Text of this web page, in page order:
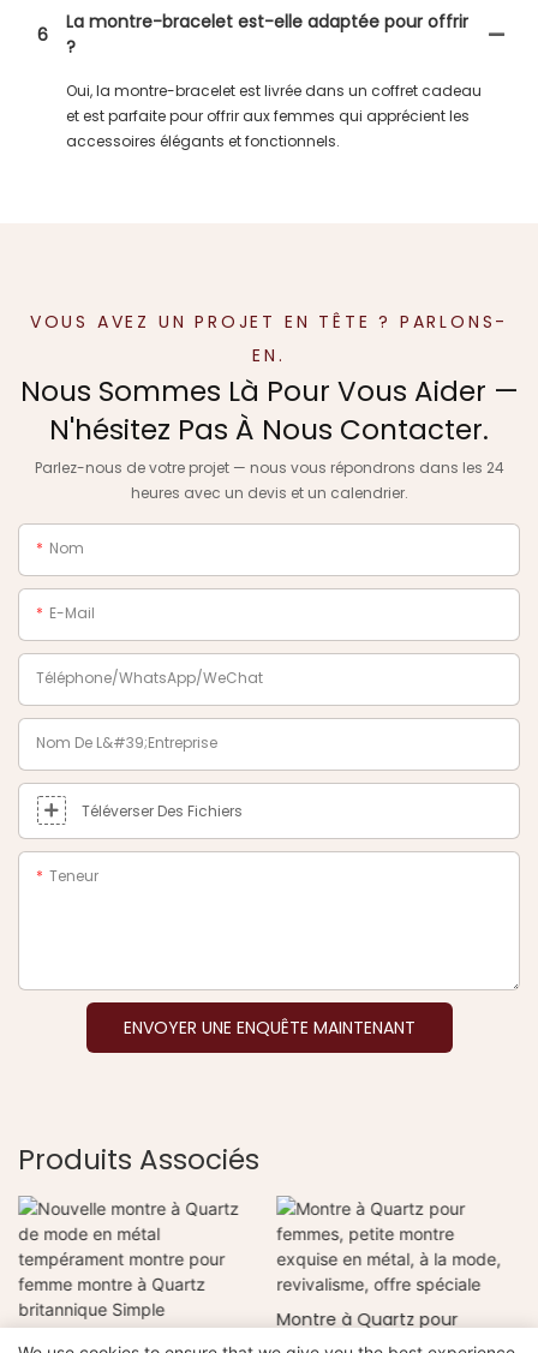
6
La montre-bracelet est-elle adaptée pour offrir
?
Oui, la montre-bracelet est livrée dans un coffret cadeau
et est parfaite pour offrir aux femmes qui apprécient les
accessoires élégants et fonctionnels.
VOUS AVEZ UN PROJET EN TÊTE ? PARLONS-
EN.
Nous Sommes Là Pour Vous Aider —
N'hésitez Pas À Nous Contacter.
Parlez-nous de votre projet — nous vous répondrons dans les 24
heures avec un devis et un calendrier.
Nom
E-Mail
Téléphone/WhatsApp/WeChat
Nom De L&#39;entreprise
Téléverser Des Fichiers
Teneur
ENVOYER UNE ENQUÊTE MAINTENANT
Produits Associés
Nouvelle montre à Quartz
Montre à Quartz pour
femmes, petite montre